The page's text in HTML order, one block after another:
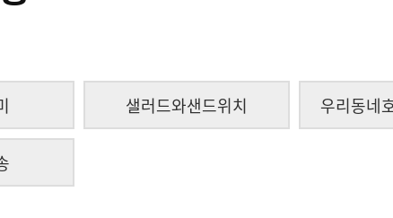
샐러드와샌드위치 우리동네